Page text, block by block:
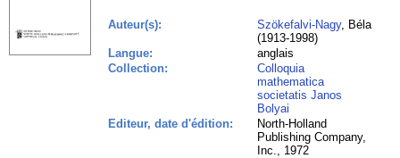
Auteur(s): Szökefalvi-Nagy, Béla
(1913-1998)
Langue:
anglais
Collection:
Colloquia
mathematica
societatis Janos
Bolyai
Editeur, date d'édition:
North-Holland
Publishing Company,
Inc., 1972